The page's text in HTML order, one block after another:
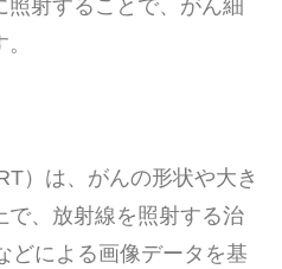
照射することで、がん細
）は、がんの形状や大き
で、放射線を照射する治
どによる画像データを基